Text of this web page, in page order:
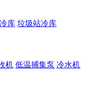
库 垃圾站冷库
机 低温捕集泵 冷水机